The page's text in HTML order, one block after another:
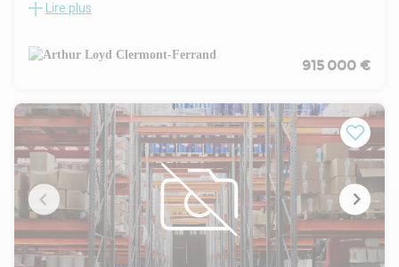
ARTHUR LOYD vous propose à la vente au sein d'un
surface d'environ 1075 m² dont 90 m² environ de bureaux.
Local équipé d'une porte sectionnelle.
- Accès gros porteur
- Accès plain-pied
- Aire de manoeuvre
- Baie de Brassage
- Bureaux cloisonnés
- Câblage RJ45
- Chauffage bureaux : convecteur électrique
- Coin cuisine
- Douche(s)
Lire plus
915 000 €